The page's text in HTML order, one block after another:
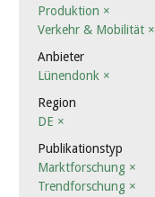
Produktion ×
Verkehr & Mobilität ×
Anbieter
Lünendonk ×
Region
DE ×
Publikationstyp
Marktforschung ×
Trendforschung ×